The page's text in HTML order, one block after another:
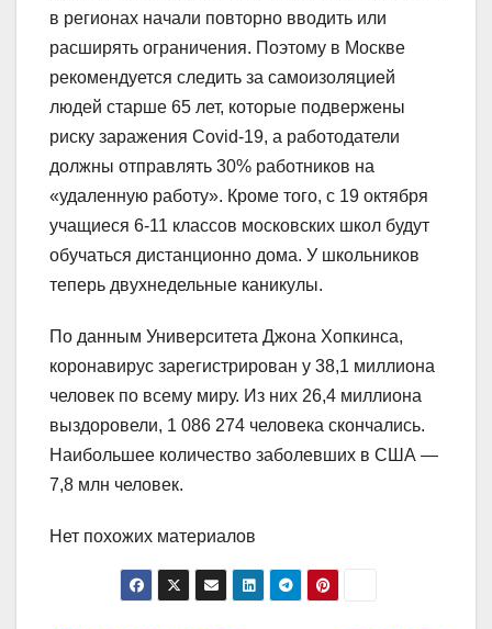
в регионах начали повторно вводить или
расширять ограничения. Поэтому в Москве
рекомендуется следить за самоизоляцией
людей старше 65 лет, которые подвержены
риску заражения Covid-19, а работодатели
должны отправлять 30% работников на
«удаленную работу». Кроме того, с 19 октября
учащиеся 6-11 классов московских школ будут
обучаться дистанционно дома. У школьников
теперь двухнедельные каникулы.
По данным Университета Джона Хопкинса,
коронавирус зарегистрирован у 38,1 миллиона
человек по всему миру. Из них 26,4 миллиона
выздоровели, 1 086 274 человека скончались.
Наибольшее количество заболевших в США —
7,8 млн человек.
Нет похожих материалов